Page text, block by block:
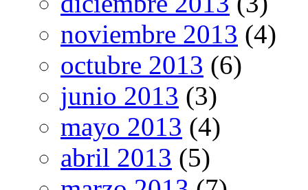
noviembre 2013 (4)
octubre 2013 (6)
junio 2013 (3)
mayo 2013 (4)
abril 2013 (5)